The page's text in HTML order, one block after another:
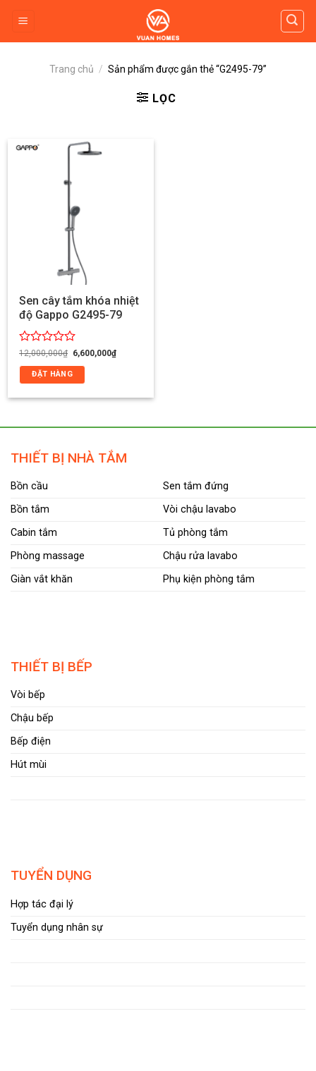
content
Trang chủ / Sản phẩm được gắn thẻ “G2495-79”
LỌC
Sen cây tắm khóa nhiệt
độ Gappo G2495-79
Được
xếp
hạng
0
5
12,000,000₫ Giá
gốc
là:
12,000,000₫.
6,600,000₫Giá
hiện
ĐẶT HÀNG
THIẾT BỊ NHÀ TẮM
Bồn cầu
Sen tắm đứng
Bồn tắm
Vòi chậu lavabo
Cabin tắm
Tủ phòng tắm
Phòng massage
Chậu rửa lavabo
Giàn vắt khăn
Phụ kiện phòng tắm
THIẾT BỊ BẾP
Vòi bếp
Chậu bếp
Bếp điện
Hút mùi
TUYỂN DỤNG
Hợp tác đại lý
Tuyển dụng nhân sự